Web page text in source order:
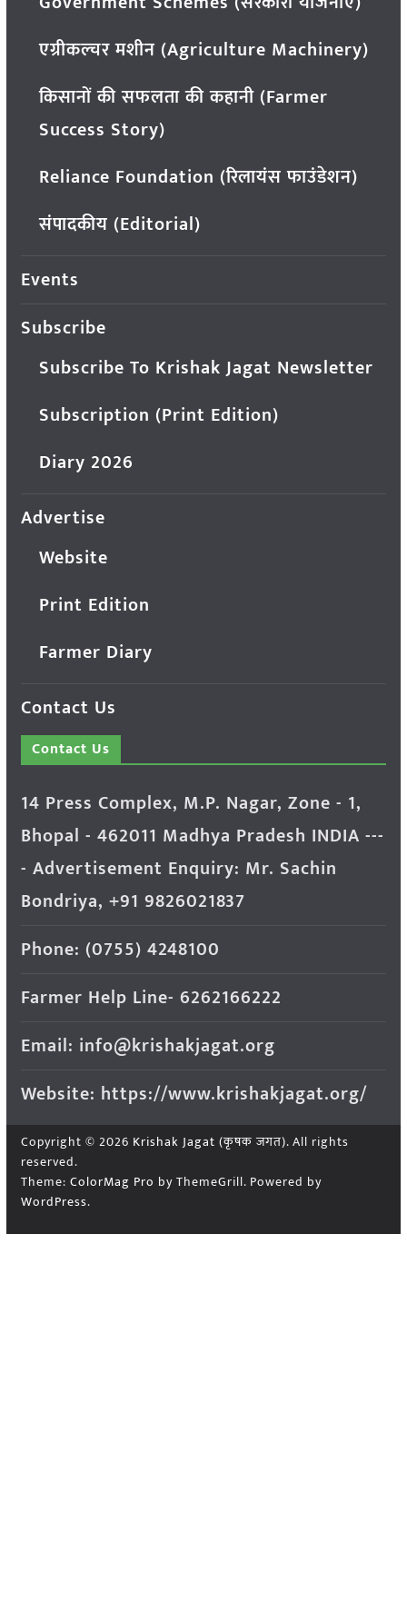
एग्रीकल्चर मशीन (Agriculture Machinery)
किसानों की सफलता की कहानी (Farmer
Success Story)
Reliance Foundation (रिलायंस फाउंडेशन)
संपादकीय (Editorial)
Events
Subscribe
Subscribe To Krishak Jagat Newsletter
Subscription (Print Edition)
Diary 2026
Advertise
Website
Print Edition
Farmer Diary
Contact Us
Contact Us
14 Press Complex, M.P. Nagar, Zone - 1,
Bhopal - 462011 Madhya Pradesh INDIA ---
- Advertisement Enquiry: Mr. Sachin
Bondriya, +91 9826021837
Phone: (0755) 4248100
Farmer Help Line- 6262166222
Email: info@krishakjagat.org
Website: https://www.krishakjagat.org/
Copyright © 2026 Krishak Jagat (कृषक जगत). All rights
reserved.
Theme: ColorMag Pro by ThemeGrill. Powered by
WordPress.